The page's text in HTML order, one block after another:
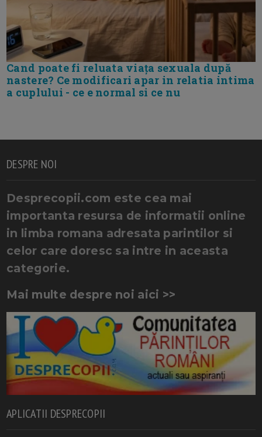
Cand poate fi reluata viața sexuala după
nastere? Ce modificari apar in relatia intima
a cuplului - ce e normal si ce nu
DESPRE NOI
Desprecopii.com este cea mai
importanta resursa de informatii online
in limba romana adresata parintilor si
celor care doresc sa intre in aceasta
categorie.
Mai multe despre noi aici >>
APLICATII DESPRECOPII